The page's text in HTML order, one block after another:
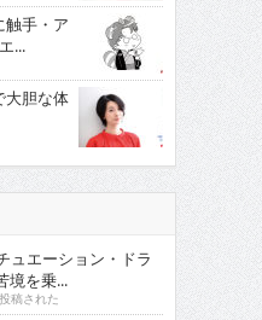
手・ア
...
胆な体
エーション・ドラ
境を乗...
稿された